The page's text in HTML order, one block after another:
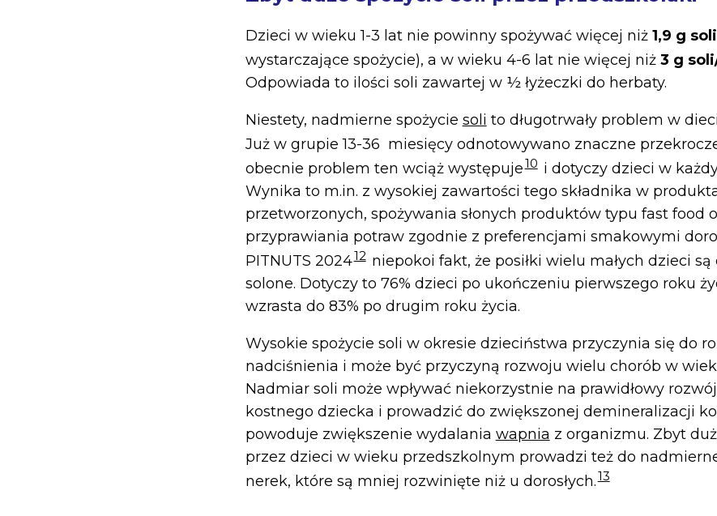
Dzieci w wieku 1-3 lat nie powinny spożywać więcej niż 1,9 g
wystarczające spożycie), a w wieku 4-6 lat nie więcej niż 3 g
Odpowiada to ilości soli zawartej w ½ łyżeczki do herbaty.
Niestety, nadmierne spożycie soli to długotrwały problem w
Już w grupie 13-36 miesięcy odnotowywano znaczne
obecnie problem ten wciąż występuje10 i dotyczy dzieci w
Wynika to m.in. z wysokiej zawartości tego składnika w
przetworzonych, spożywania słonych produktów typu fast food
przyprawiania potraw zgodnie z preferencjami smakowymi
PITNUTS 202412 niepokoi fakt, że posiłki wielu małych dzieci
solone. Dotyczy to 76% dzieci po ukończeniu pierwszego roku
wzrasta do 83% po drugim roku życia.
Wysokie spożycie soli w okresie dzieciństwa przyczynia się do
nadciśnienia i może być przyczyną rozwoju wielu chorób w
Nadmiar soli może wpływać niekorzystnie na prawidłowy
kostnego dziecka i prowadzić do zwiększonej demineralizacji
powoduje zwiększenie wydalania wapnia z organizmu. Zbyt
przez dzieci w wieku przedszkolnym prowadzi też do
nerek, które są mniej rozwinięte niż u dorosłych.13